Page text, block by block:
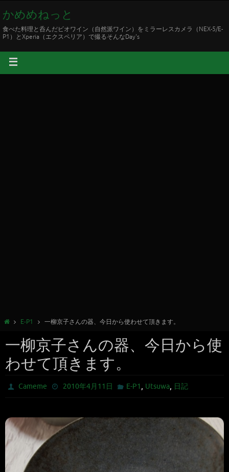
かめめねっと
食べた料理と呑んだビオワイン（自然派ワイン）をミラーレスカメラ（NEX-5/E-
P1）とXperia（エクスペリア）で撮るそんなDay's
E-P1 一柳京子さんの器、今日から使わせて頂きます。
一柳京子さんの器、今日から使
わせて頂きます。
Cameme 2010年4月11日 E-P1 , Utsuwa, 日記